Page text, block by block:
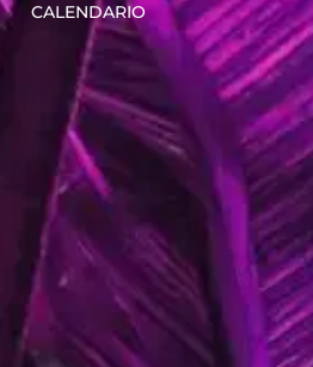
CALENDARIO